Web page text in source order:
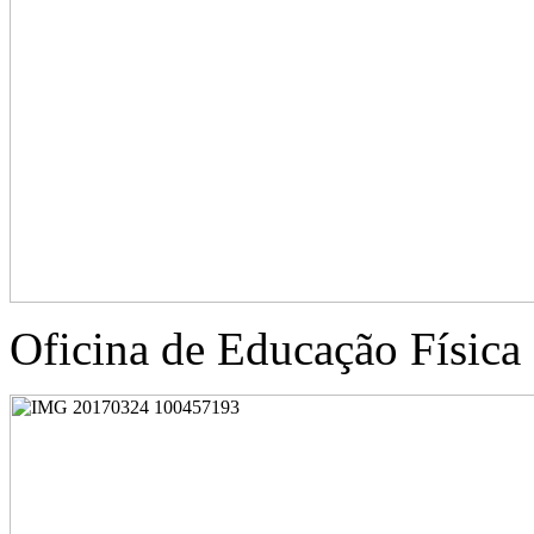
Oficina de Educação Física